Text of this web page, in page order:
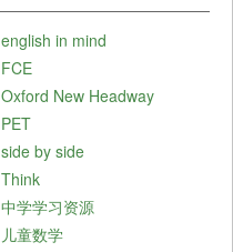
english in mind
FCE
Oxford New Headway
PET
side by side
Think
中学学习资源
儿童数学